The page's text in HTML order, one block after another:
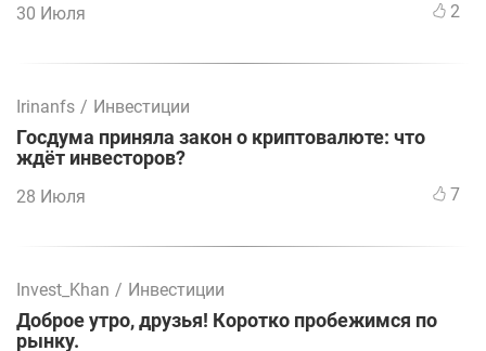
30 Июля 2
Irinanfs / Инвестиции
Госдума приняла закон о криптовалюте: что
ждёт инвесторов?
28 Июля 7
Invest_Khan / Инвестиции
Доброе утро, друзья! Коротко пробежимся по
рынку.